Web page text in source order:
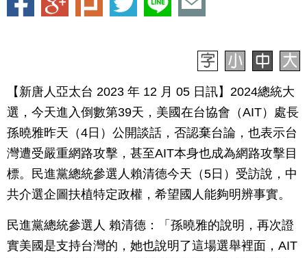
【新唐人亞太台 2023 年 12 月 05 日訊】2024總統大
選，今天進入倒數第39天，美國在台協會（AIT）處長
孫曉雅昨天（4日）公開談話，否認棄台論，也表示台
灣遭受嚴重網路攻擊，甚至AIT本身也成為網路攻擊目
標。民進黨總統參選人賴清德今天（5日）受訪說，中
共介選企圖扶植特定政權，希望國人能夠明辨事實。
民進黨總統參選人 賴清德：「孫曉雅的說明，再次證
實美國是支持台灣的，她也說明了這場選舉裡面，AIT